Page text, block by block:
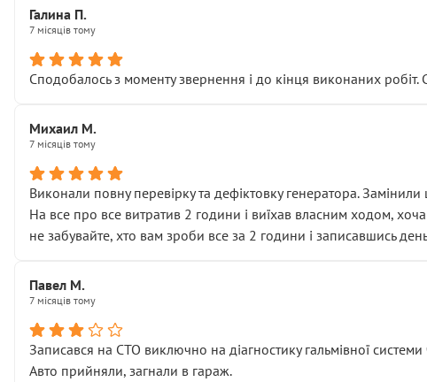
Галина П.
7 місяців тому
Сподобалось з моменту звернення і до кінця виконаних
Михаил М.
7 місяців тому
Виконали повну перевірку та дефіктовку генератора. Замінили
На все про все витратив 2 години і виїхав власним ходом,
не забувайте, хто вам зроби все за 2 години і записавшись
Павел М.
7 місяців тому
Записався на СТО виключно на діагностику гальмівної
Авто прийняли, загнали в гараж.